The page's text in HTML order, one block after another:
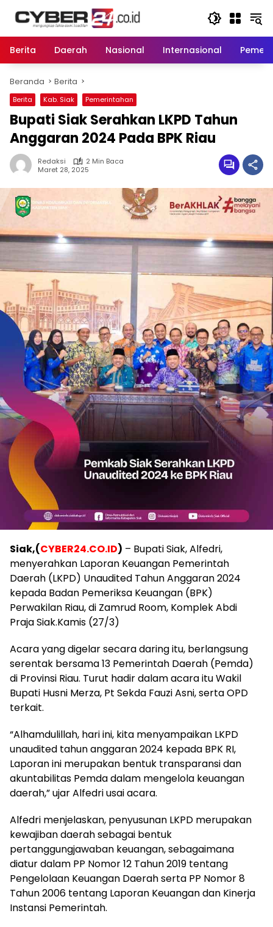
Berita
Daerah Nasional Internasional
Beranda Berita
Berita Kab. Siak Pemerintahan
Bupati Siak Serahkan LKPD Tahun
Anggaran 2024 Pada BPK Riau
Redaksi
2 Min Baca
Maret 28, 2025
Siak,(CYBER24.CO.ID) – Bupati Siak, Alfedri,
menyerahkan Laporan Keuangan Pemerintah
Daerah (LKPD) Unaudited Tahun Anggaran 2024
kepada Badan Pemeriksa Keuangan (BPK)
Perwakilan Riau, di Zamrud Room, Komplek Abdi
Praja Siak.Kamis (27/3)
Acara yang digelar secara daring itu, berlangsung
serentak bersama 13 Pemerintah Daerah (Pemda)
di Provinsi Riau. Turut hadir dalam acara itu Wakil
Bupati Husni Merza, Pt Sekda Fauzi Asni, serta OPD
terkait.
“Alhamdulillah, hari ini, kita menyampaikan LKPD
unaudited tahun anggaran 2024 kepada BPK RI,
Laporan ini merupakan bentuk transparansi dan
akuntabilitas Pemda dalam mengelola keuangan
daerah,” ujar Alfedri usai acara.
Alfedri menjelaskan, penyusunan LKPD merupakan
kewajiban daerah sebagai bentuk
pertanggungjawaban keuangan, sebagaimana
diatur dalam PP Nomor 12 Tahun 2019 tentang
Pengelolaan Keuangan Daerah serta PP Nomor 8
Tahun 2006 tentang Laporan Keuangan dan Kinerja
Instansi Pemerintah.